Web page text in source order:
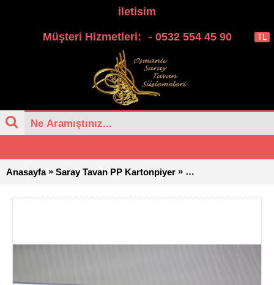
iletisim
TL
Müşteri Hizmetleri: - 0532 554 45 90
Anasayfa » Saray Tavan PP Kartonpiyer » Osmanli Saray